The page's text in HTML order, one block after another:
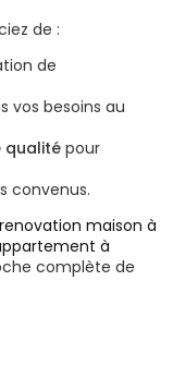
de :
de
vos besoins au
qualitépour
convenus.
renovation maison à
à
complète de